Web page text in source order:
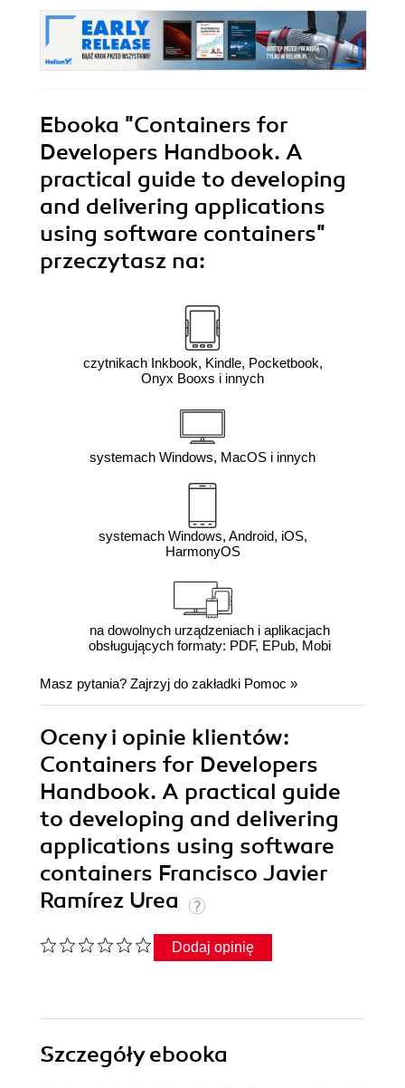
Ebooka "Containers for
Developers Handbook. A
practical guide to developing
and delivering applications
using software containers"
przeczytasz na:
czytnikach Inkbook, Kindle, Pocketbook,
Onyx Booxs i innych
systemach Windows, MacOS i innych
systemach Windows, Android, iOS,
HarmonyOS
na dowolnych urządzeniach i aplikacjach
obsługujących formaty: PDF, EPub, Mobi
Masz pytania? Zajrzyj do zakładki Pomoc »
Oceny i opinie klientów:
Containers for Developers
Handbook. A practical guide
to developing and delivering
applications using software
containers Francisco Javier
Ramírez Urea
Dodaj opinię
Szczegółyebooka